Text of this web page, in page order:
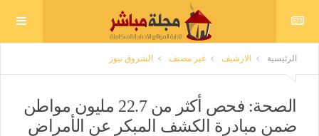
الرئيسية الارشيف غير مصنف الشروق نيوز
الصحة: فحص أكثر من 22.7 مليون مواطن
ضمن مبادرة الكشف المبكر عن الأمراض